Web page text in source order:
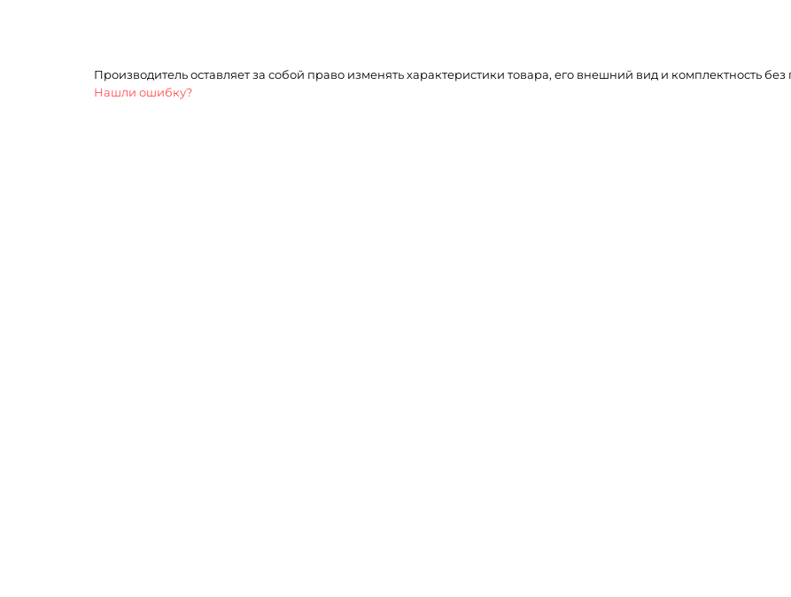
Производитель оставляет за собой право изменять характеристики товара, его внешний вид и комплектность
Нашли ошибку?